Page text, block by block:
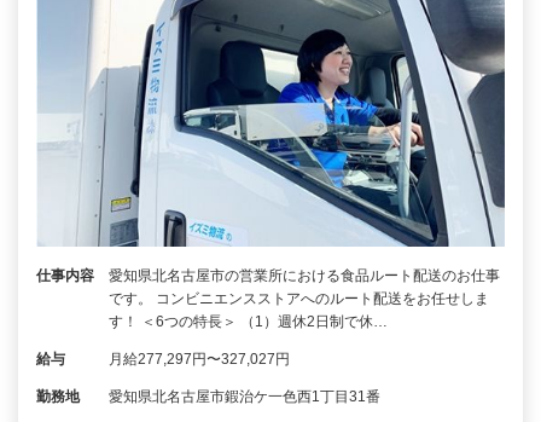
仕事内容
愛知県北名古屋市の営業所における食品ルート配送のお仕事
です。 コンビニエンスストアへのルート配送をお任せしま
す！ ＜6つの特長＞ （1）週休2日制で休…
給与 月給277,297円〜327,027円
勤務地 愛知県北名古屋市鍜治ケ一色西1丁目31番